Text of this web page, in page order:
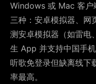
Windows 或 Mac 客户
三种：安卓模拟器、网
测安卓模拟器（如雷电
生 App 并支持中国手
听歌免登录但缺离线下
率最高。